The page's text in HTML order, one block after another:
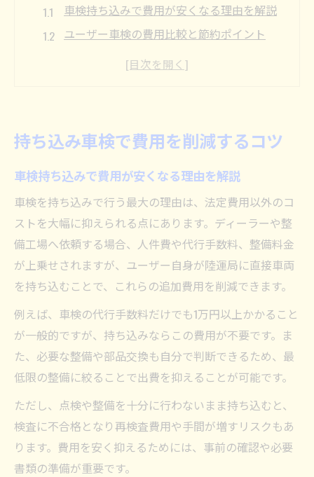
車検持ち込みで費用が安くなる理由を解説
ユーザー車検の費用比較と節約ポイント
車検持ち込み費用を抑える具体的な方法
車検予約から当日までの流れを解説
車検持ち込み予約の手順と注意点
車検予約から当日の流れを徹底解説
持ち込み車検の当日までに必要な準備
陸運局での車検当日の流れとポイント
車検持ち込み当日に役立つチェックリスト
ユーザー車検で必要な書類と準備とは
車検持ち込みで必要な書類を徹底確認
ユーザー車検に必須の持ち物と準備方法
車検持ち込み前に準備すべき書類一覧
書類不備で車検持ち込みが失敗しないため
に
車検必要書類の見落としを防ぐチェック法
費用を抑えるための持ち込み車検の極意
車検持ち込み費用節約の極意を伝授
持ち込み車検で費用を削減するコツ
車検持ち込みで費用が安くなる理由を解説
車検を持ち込みで行う最大の理由は、法定費用以外のコ
ストを大幅に抑えられる点にあります。ディーラーや整
備工場へ依頼する場合、人件費や代行手数料、整備料金
が上乗せされますが、ユーザー自身が陸運局に直接車両
を持ち込むことで、これらの追加費用を削減できます。
例えば、車検の代行手数料だけでも1万円以上かかること
が一般的ですが、持ち込みならこの費用が不要です。ま
た、必要な整備や部品交換も自分で判断できるため、最
低限の整備に絞ることで出費を抑えることが可能です。
ただし、点検や整備を十分に行わないまま持ち込むと、
検査に不合格となり再検査費用や手間が増すリスクもあ
ります。費用を安く抑えるためには、事前の確認や必要
書類の準備が重要です。